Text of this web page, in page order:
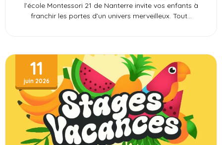
l’école Montessori 21 de Nanterre invite vos enfants à
franchir les portes d’un univers merveilleux. Tout
11
juin 2026